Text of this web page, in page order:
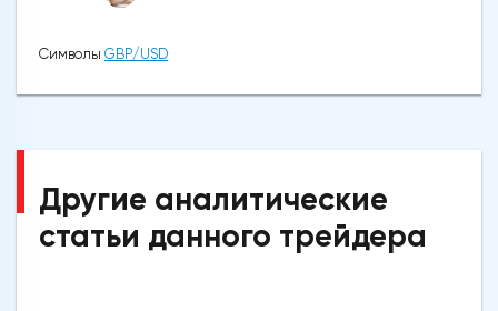
Символы GBP/USD
Другие аналитические
статьи данного трейдера